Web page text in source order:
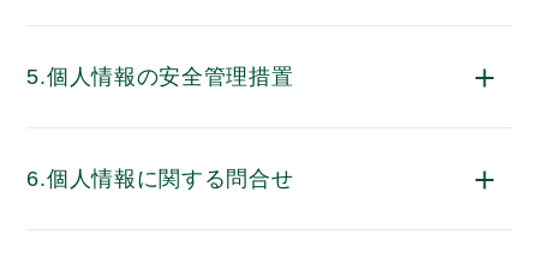
5.個人情報の安全管理措置
6.個人情報に関する問合せ